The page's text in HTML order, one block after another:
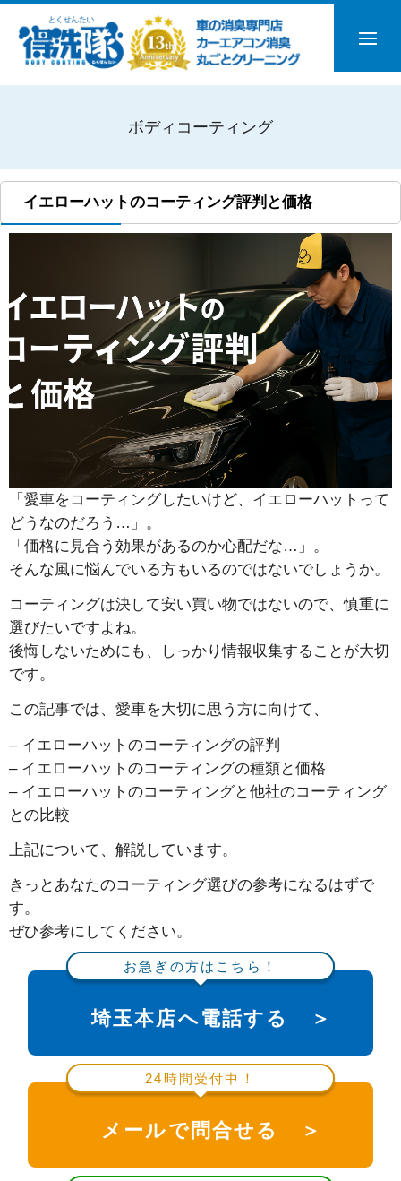
ボディコーティング
イエローハットのコーティング評判と価格
「愛車をコーティングしたいけど、イエローハットって
どうなのだろう…」。
「価格に見合う効果があるのか心配だな…」。
そんな風に悩んでいる方もいるのではないでしょうか。
コーティングは決して安い買い物ではないので、慎重に
選びたいですよね。
後悔しないためにも、しっかり情報収集することが大切
です。
この記事では、愛車を大切に思う方に向けて、
– イエローハットのコーティングの評判
– イエローハットのコーティングの種類と価格
– イエローハットのコーティングと他社のコーティング
との比較
上記について、解説しています。
きっとあなたのコーティング選びの参考になるはずで
す。
ぜひ参考にしてください。
お急ぎの方はこちら！
埼玉本店へ電話する ＞
24時間受付中！
メールで問合せる ＞